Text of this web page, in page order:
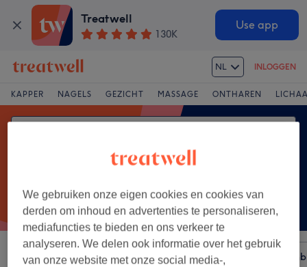
Treatwell
130K
Use app
NL INLOGGEN
KAPPER NAGELS GEZICHT MASSAGE ONTHAREN
Sorteer op Elke prijs Merken Salons
We gebruiken onze eigen cookies en cookies van
derden om inhoud en advertenties te personaliseren,
mediafuncties te bieden en ons verkeer te
analyseren. We delen ook informatie over het gebruik
van onze website met onze social media-,